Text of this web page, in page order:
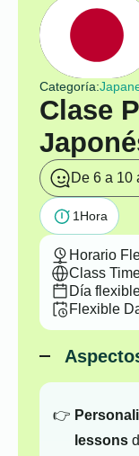
Categoría:
Clase
De 6 a 10
1 Hora
Horario
Class
Día
Flexible
lessons